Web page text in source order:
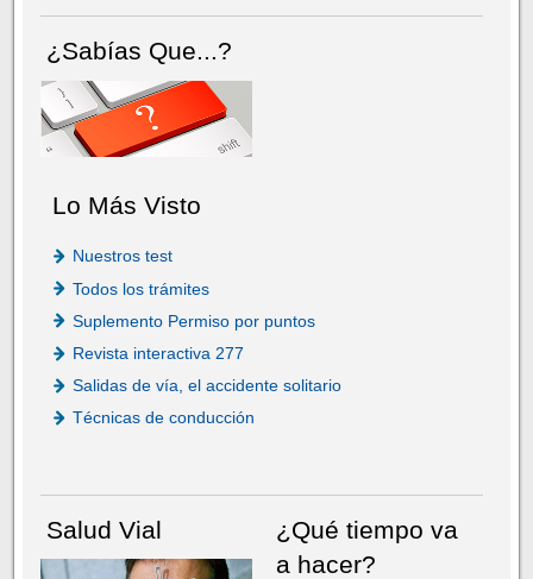
¿Sabías Que...?
Lo Más Visto
Nuestros test
Todos los trámites
Suplemento Permiso por puntos
Revista interactiva 277
Salidas de vía, el accidente solitario
Técnicas de conducción
Salud Vial
¿Qué tiempo va
a hacer?